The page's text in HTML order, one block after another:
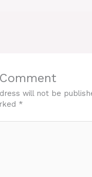
will not be
*